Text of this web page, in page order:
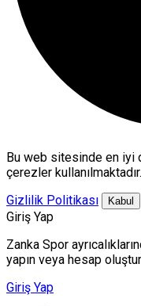
Bu web sitesinde en iyi
çerezler kullanılmaktadır.
Gizlilik Politikası
Kabul
Giriş Yap
Zanka Spor
yapın veya hesap
Giriş Yap